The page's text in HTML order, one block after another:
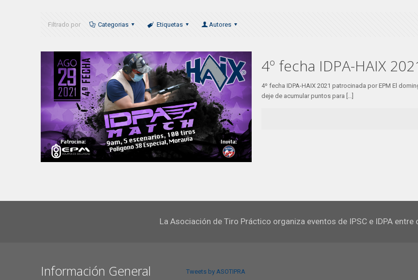
Filtrado por Categorias Etiquetas Autores
4º fecha IDPA-HAIX
4º fecha IDPA-HAIX 2021 patrocinada por EPM El
deje de acumular puntos para […]
La Asociación de Tiro Práctico organiza eventos de IPSC e IDPA entre
Información General Tweets by ASOTIPRA